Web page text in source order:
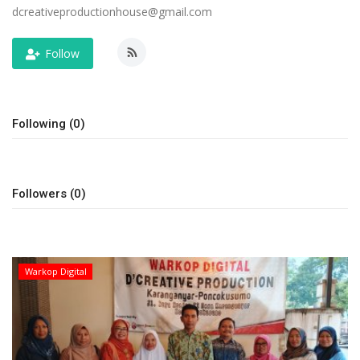
Kejahatan
Pekerja Migran Indonesia
Pendidikan
Informasi Journalism
dcreativeproductionhouse@gmail.com
Follow
Following (0)
Followers (0)
Warkop Digital